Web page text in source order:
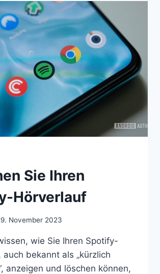
AI
IN
DIE
SAMSUNG-
NOTIZEN,
TASTATUR
UND
SPRACHREKORDER
Sie Ihren
Hörverlauf
November 2023
wie Sie Ihren Spotify-
auch bekannt als „kürzlich
anzeigen und löschen können,